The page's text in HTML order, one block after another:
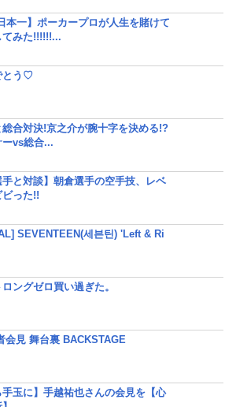
本一】ポーカープロが人生を賭けて
てみた!!!!!!...
とう♡
合対決!京之介が腕十字を決める!?
ーvs総合...
手と対談】朝倉選手の空手技、レベ
った!!
SEVENTEEN(세븐틴) 'Left & Ri
ングゼロ買い過ぎた。
会見 舞台裏 BACKSTAGE
手玉に】手越祐也さんの会見を【心